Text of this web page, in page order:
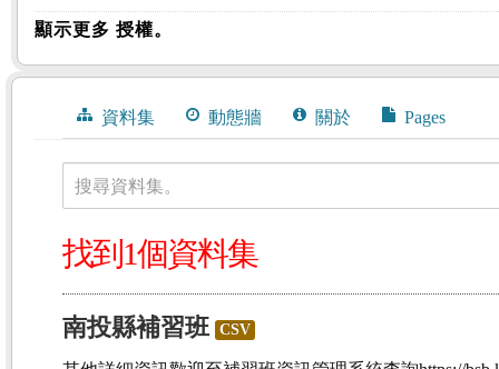
顯示更多 授權。
資料集 動態牆 關於 Pages
搜尋資料集。
找到1個資料集
南投縣補習班 CSV